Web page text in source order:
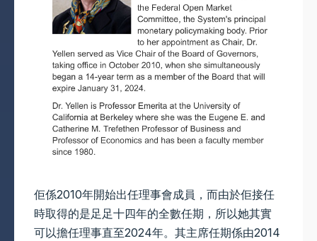
佢係2010年開始出任理事會成員，而由於佢接任
時取得的是足足十四年的全數任期，所以她其實
可以擔任理事直至2024年。其主席任期係由2014